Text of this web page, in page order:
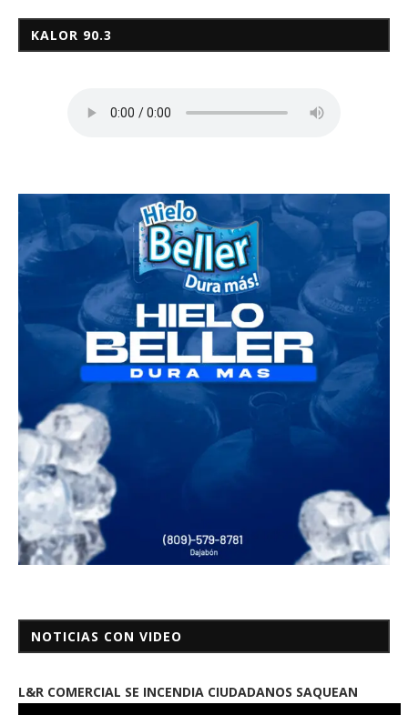
KALOR 90.3
NOTICIAS CON VIDEO
L&R COMERCIAL SE INCENDIA CIUDADANOS SAQUEAN